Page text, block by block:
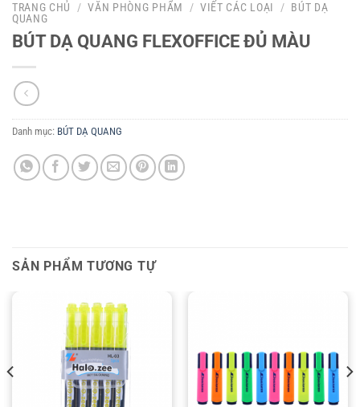
TRANG CHỦ / VĂN PHÒNG PHẨM / VIẾT CÁC LOẠI / BÚT DẠ
QUANG
BÚT DẠ QUANG FLEXOFFICE ĐỦ MÀU
Danh mục: BÚT DẠ QUANG
SẢN PHẨM TƯƠNG TỰ